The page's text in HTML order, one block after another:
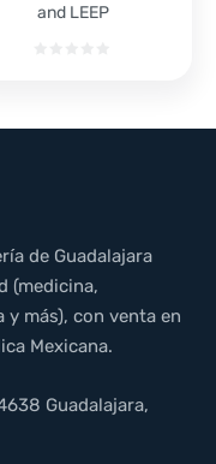
and LEEP
de Guadalajara
(medicina,
más), con venta en
Mexicana.
Guadalajara,